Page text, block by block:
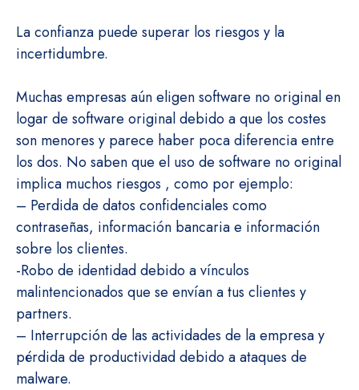
La confianza puede superar los riesgos y la
incertidumbre.
Muchas empresas aún eligen software no original en
logar de software original debido a que los costes
son menores y parece haber poca diferencia entre
los dos. No saben que el uso de software no original
implica muchos riesgos , como por ejemplo:
– Perdida de datos confidenciales como
contraseñas, información bancaria e información
sobre los clientes.
-Robo de identidad debido a vínculos
malintencionados que se envían a tus clientes y
partners.
– Interrupción de las actividades de la empresa y
pérdida de productividad debido a ataques de
malware.